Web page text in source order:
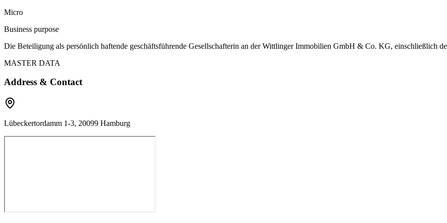
Micro
Business purpose
Die Beteiligung als persönlich haftende geschäftsführende Gesellschafterin an der Wittlinger Immobilien GmbH & Co. KG, einschließlich
MASTER DATA
Address & Contact
Lübeckertordamm 1-3, 20099 Hamburg